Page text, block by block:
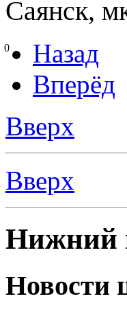
Саянск,
0
Назад
Вперёд
Вверх
Вверх
Нижний
Новости